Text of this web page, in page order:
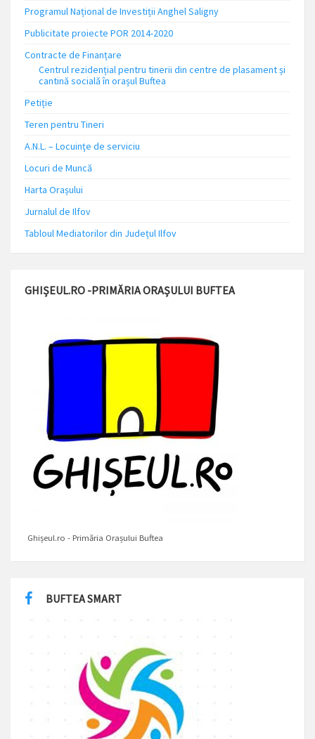
Programul Național de Investiții Anghel Saligny
Publicitate proiecte POR 2014-2020
Contracte de Finanțare
Centrul rezidențial pentru tinerii din centre de plasament și
cantină socială în orașul Buftea
Petiție
Teren pentru Tineri
A.N.L. – Locuinţe de serviciu
Locuri de Muncă
Harta Orașului
Jurnalul de Ilfov
Tabloul Mediatorilor din Județul Ilfov
GHIȘEUL.RO -PRIMĂRIA ORAȘULUI BUFTEA
Ghișeul.ro - Primăria Orașului Buftea
BUFTEA SMART